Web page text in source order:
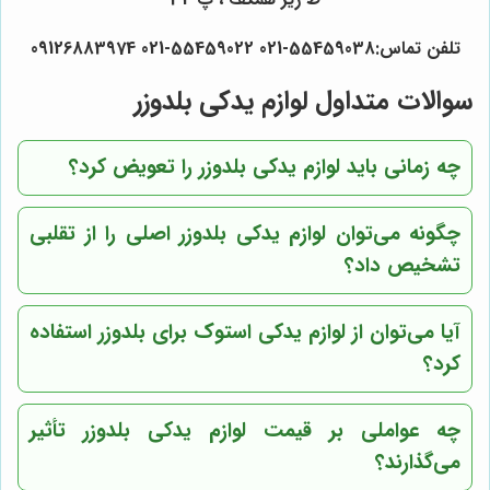
تلفن تماس:55459038-021 55459022-021 09126883974
سوالات متداول لوازم یدکی بلدوزر
چه زمانی باید لوازم یدکی بلدوزر را تعویض کرد؟
چگونه می‌توان لوازم یدکی بلدوزر اصلی را از تقلبی
تشخیص داد؟
آیا می‌توان از لوازم یدکی استوک برای بلدوزر استفاده
کرد؟
چه عواملی بر قیمت لوازم یدکی بلدوزر تأثیر
می‌گذارند؟